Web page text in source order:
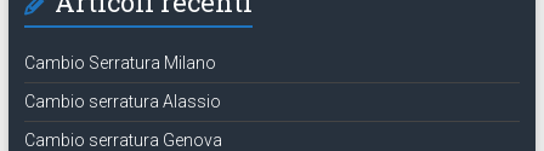
Cambio Serratura Milano
Cambio serratura Alassio
Cambio serratura Genova